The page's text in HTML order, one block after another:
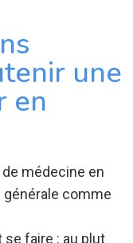
une
en
médecine en
générale comme
se faire : au plut